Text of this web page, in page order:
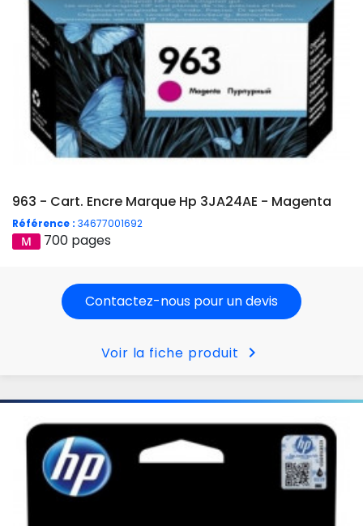
963 - Cart. Encre Marque Hp 3JA24AE - Magenta
Référence : 34677001692
700 pages
Contactez-nous pour un devis
Voir la fiche produit chevron_right